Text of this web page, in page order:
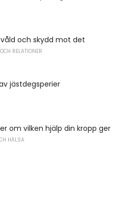
och skydd mot det
RELATIONER
jästdegsperier
om vilken hjälp din kropp ger
HÄLSA